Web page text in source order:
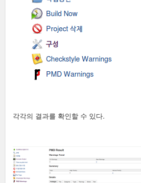
각각의 결과를 확인할 수 있다.